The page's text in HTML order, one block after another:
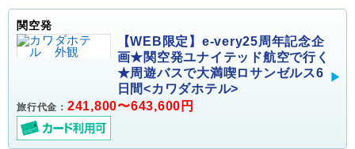
関空発
【WEB限定】e-very25周年記念企
画★関空発ユナイテッド航空で行く
★周遊バスで大満喫ロサンゼルス6
日間<カワダホテル>
旅行代金： 241,800〜643,600円